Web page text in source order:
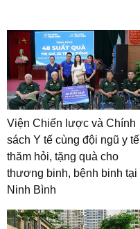
Viện Chiến lược và Chính
sách Y tế cùng đội ngũ y tế
thăm hỏi, tặng quà cho
thương binh, bệnh binh tại
Ninh Bình